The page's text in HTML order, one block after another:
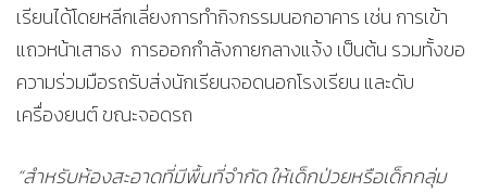
เรียนได้โดยหลีกเลี่ยงการทำกิจกรรมนอกอาคาร เช่น การเข้า
แถวหน้าเสาธง การออกกำลังกายกลางแจ้ง เป็นต้น รวมทั้งขอ
ความร่วมมือรถรับส่งนักเรียนจอดนอกโรงเรียน และดับ
เครื่องยนต์ ขณะจอดรถ
“สำหรับห้องสะอาดที่มีพื้นที่จำกัด ให้เด็กป่วยหรือเด็กกลุ่ม